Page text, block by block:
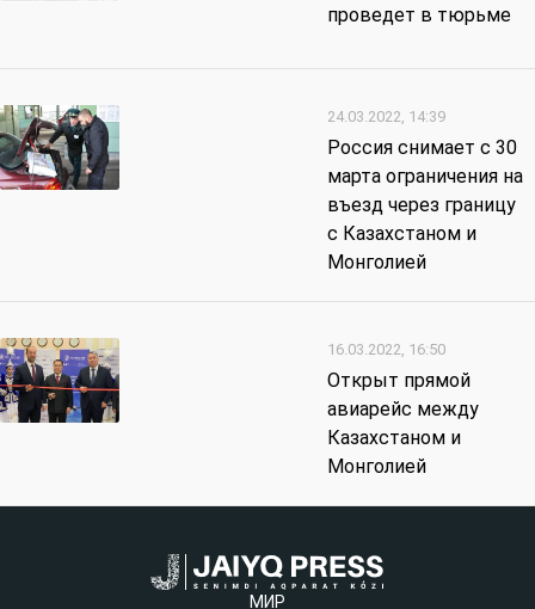
проведет в тюрьме
24.03.2022, 14:39
Россия снимает с 30
марта ограничения на
въезд через границу
с Казахстаном и
Монголией
16.03.2022, 16:50
Открыт прямой
авиарейс между
Казахстаном и
Монголией
МИР